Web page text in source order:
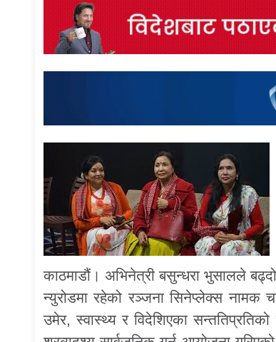
काठमाडौं। अभिनेत्री बसुन्धरा भुसालले
न्युरोडमा रहेको रञ्जना सिनेप्लेक्स नामक
उमेर, स्वास्थ्य र विदेशिएका सन्ततिप्रतिको